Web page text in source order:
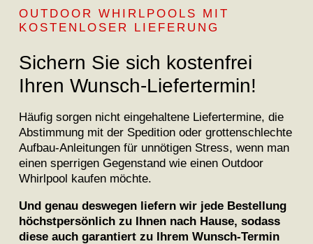
OUTDOOR WHIRLPOOLS MIT
KOSTENLOSER LIEFERUNG
Sichern Sie sich kostenfrei
Ihren Wunsch-Liefertermin!
Häufig sorgen nicht eingehaltene Liefertermine, die
Abstimmung mit der Spedition oder grottenschlechte
Aufbau-Anleitungen für unnötigen Stress, wenn man
einen sperrigen Gegenstand wie einen Outdoor
Whirlpool kaufen möchte.
Und genau deswegen liefern wir jede Bestellung
höchstpersönlich zu Ihnen nach Hause, sodass
diese auch garantiert zu Ihrem Wunsch-Termin